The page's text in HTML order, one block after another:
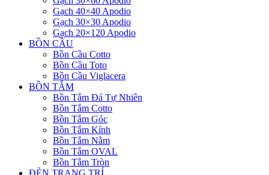
Gạch 40×40 Apodio
Gạch 30×30 Apodio
Gạch 20×120 Apodio
BỒN CẦU
Bồn Cầu Cotto
Bồn Cầu Toto
Bồn Cầu Viglacera
BỒN TẮM
Bồn Tắm Đá Tự Nhiên
Bồn Tắm Cotto
Bồn Tắm Góc
Bồn Tắm Kính
Bồn Tắm Nằm
Bồn Tắm OVAL
Bồn Tắm Tròn